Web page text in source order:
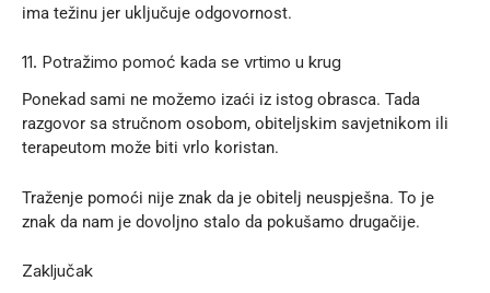
ima težinu jer uključuje odgovornost.
11. Potražimo pomoć kada se vrtimo u krug
Ponekad sami ne možemo izaći iz istog obrasca. Tada
razgovor sa stručnom osobom, obiteljskim savjetnikom ili
terapeutom može biti vrlo koristan.
Traženje pomoći nije znak da je obitelj neuspješna. To je
znak da nam je dovoljno stalo da pokušamo drugačije.
Zaključak